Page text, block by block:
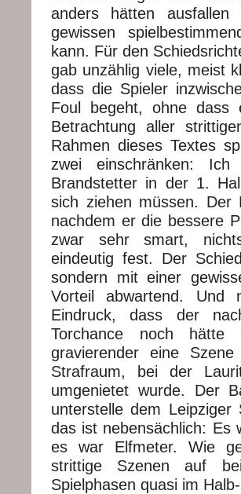
anders hätten
gewissen
kann. Für den
gab unzählig viele, meist
dass die Spieler
Foul begeht, ohne dass
Betrachtung aller
Rahmen dieses Textes
zwei einschränken:
Brandstetter in der 1.
sich ziehen müssen. Der
nachdem er die bessere
zwar sehr smart,
eindeutig fest. Der
sondern mit einer
Vorteil abwartend. Und
Eindruck, dass der
Torchance noch hätte
gravierender eine
Strafraum, bei der
umgenietet wurde. Der
unterstelle dem Leipziger
das ist nebensächlich: Es
es war Elfmeter. Wie
strittige Szenen auf
Spielphasen quasi im